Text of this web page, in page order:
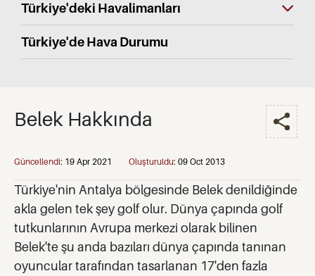
Türkiye'deki Havalimanları
Türkiye'de Hava Durumu
Belek Hakkında
Güncellendi: 19 Apr 2021 Oluşturuldu: 09 Oct 2013
Türkiye'nin Antalya bölgesinde Belek denildiğinde
akla gelen tek şey golf olur. Dünya çapında golf
tutkunlarının Avrupa merkezi olarak bilinen
Belek'te şu anda bazıları dünya çapında tanınan
oyuncular tarafından tasarlanan 17'den fazla